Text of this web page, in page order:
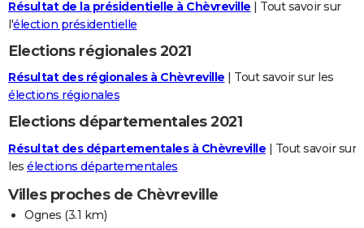
Résultat de la présidentielle à Chèvreville | Tout savoir sur
l'élection présidentielle
Elections régionales 2021
Résultat des régionales à Chèvreville | Tout savoir sur les
élections régionales
Elections départementales 2021
Résultat des départementales à Chèvreville | Tout savoir sur
les élections départementales
Villes proches de Chèvreville
Ognes (3.1 km)